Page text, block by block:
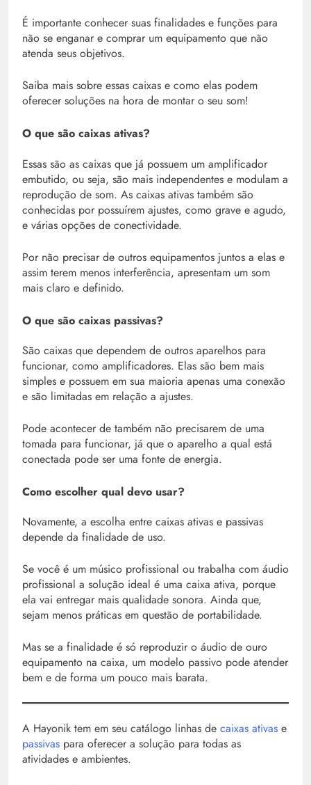
É importante conhecer suas finalidades e funções para
não se enganar e comprar um equipamento que não
atenda seus objetivos.
Saiba mais sobre essas caixas e como elas podem
oferecer soluções na hora de montar o seu som!
O que são caixas ativas?
Essas são as caixas que já possuem um amplificador
embutido, ou seja, são mais independentes e modulam a
reprodução de som. As caixas ativas também são
conhecidas por possuírem ajustes, como grave e agudo,
e várias opções de conectividade.
Por não precisar de outros equipamentos juntos a elas e
assim terem menos interferência, apresentam um som
mais claro e definido.
O que são caixas passivas?
São caixas que dependem de outros aparelhos para
funcionar, como amplificadores. Elas são bem mais
simples e possuem em sua maioria apenas uma conexão
e são limitadas em relação a ajustes.
Pode acontecer de também não precisarem de uma
tomada para funcionar, já que o aparelho a qual está
conectada pode ser uma fonte de energia.
Como escolher qual devo usar?
Novamente, a escolha entre caixas ativas e passivas
depende da finalidade de uso.
Se você é um músico profissional ou trabalha com áudio
profissional a solução ideal é uma caixa ativa, porque
ela vai entregar mais qualidade sonora. Ainda que,
sejam menos práticas em questão de portabilidade.
Mas se a finalidade é só reproduzir o áudio de ouro
equipamento na caixa, um modelo passivo pode atender
bem e de forma um pouco mais barata.
A Hayonik tem em seu catálogo linhas de caixas ativas e
passivas para oferecer a solução para todas as
atividades e ambientes.